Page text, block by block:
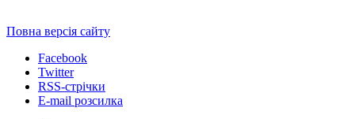
Повна версія сайту
Facebook
Twitter
RSS-стрічки
E-mail розсилка